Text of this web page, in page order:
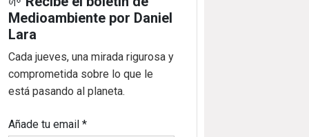
Medioambiente por Daniel
Lara
Cada jueves, una mirada rigurosa y
comprometida sobre lo que le
está pasando al planeta.
Añade tu email*